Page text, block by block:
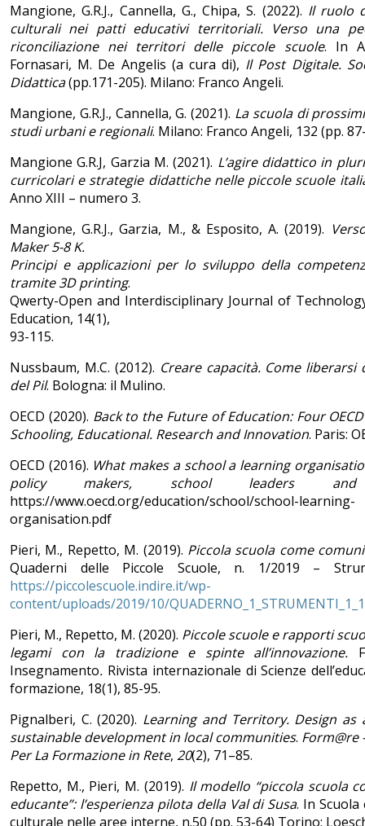
Mangione, G.R.J., Cannella, G., Chipa, S. (2022). Il ruolo
culturali nei patti educativi territoriali. Verso una
riconciliazione nei territori delle piccole scuole. In
Fornasari, M. De Angelis (a cura di), Il Post Digitale.
Didattica(pp.171-205). Milano: Franco Angeli.
Mangione, G.R.J., Cannella, G. (2021). La scuola di
studi urbani e regionali. Milano: Franco Angeli, 132 (pp.
Mangione G.R.J, Garzia M. (2021). L’agire didattico in
curricolari e strategie didattiche nelle piccole scuole
Anno XIII – numero 3.
Mangione, G.R.J., Garzia, M., & Esposito, A. (2019).
Maker 5-8 K.
Principi e applicazioni per lo sviluppo della
tramite 3D printing.
Qwerty-Open and Interdisciplinary Journal of
Education, 14(1),
93-115.
Nussbaum, M.C. (2012). Creare capacità. Come
del Pil. Bologna: il Mulino.
OECD (2020). Back to the Future of Education: Four
Schooling, Educational. Research and Innovation. Paris:
OECD (2016). What makes a school a learning
policy makers, school leaders and
https://www.oecd.org/education/school/school-learning-
organisation.pdf
Pieri, M., Repetto, M. (2019). Piccola scuola come
Quaderni delle Piccole Scuole, n. 1/2019 –
https://piccolescuole.indire.it/wp-
content/uploads/2019/10/
Pieri, M., Repetto, M. (2020). Piccole scuole e rapporti
legami con la tradizione e spinte all’innovazione.
Insegnamento. Rivista internazionale di Scienze
formazione, 18(1), 85-95.
Pignalberi, C. (2020). Learning and Territory. Design as
sustainable development in local communities. Form@re
Per La Formazione in Rete, 20(2), 71–85.
Repetto, M., Pieri, M. (2019). Il modello “piccola scuola
educante”: l’esperienza pilota della Val di Susa. In
culturale nelle aree interne, n.50 (pp. 53-64) Torino: